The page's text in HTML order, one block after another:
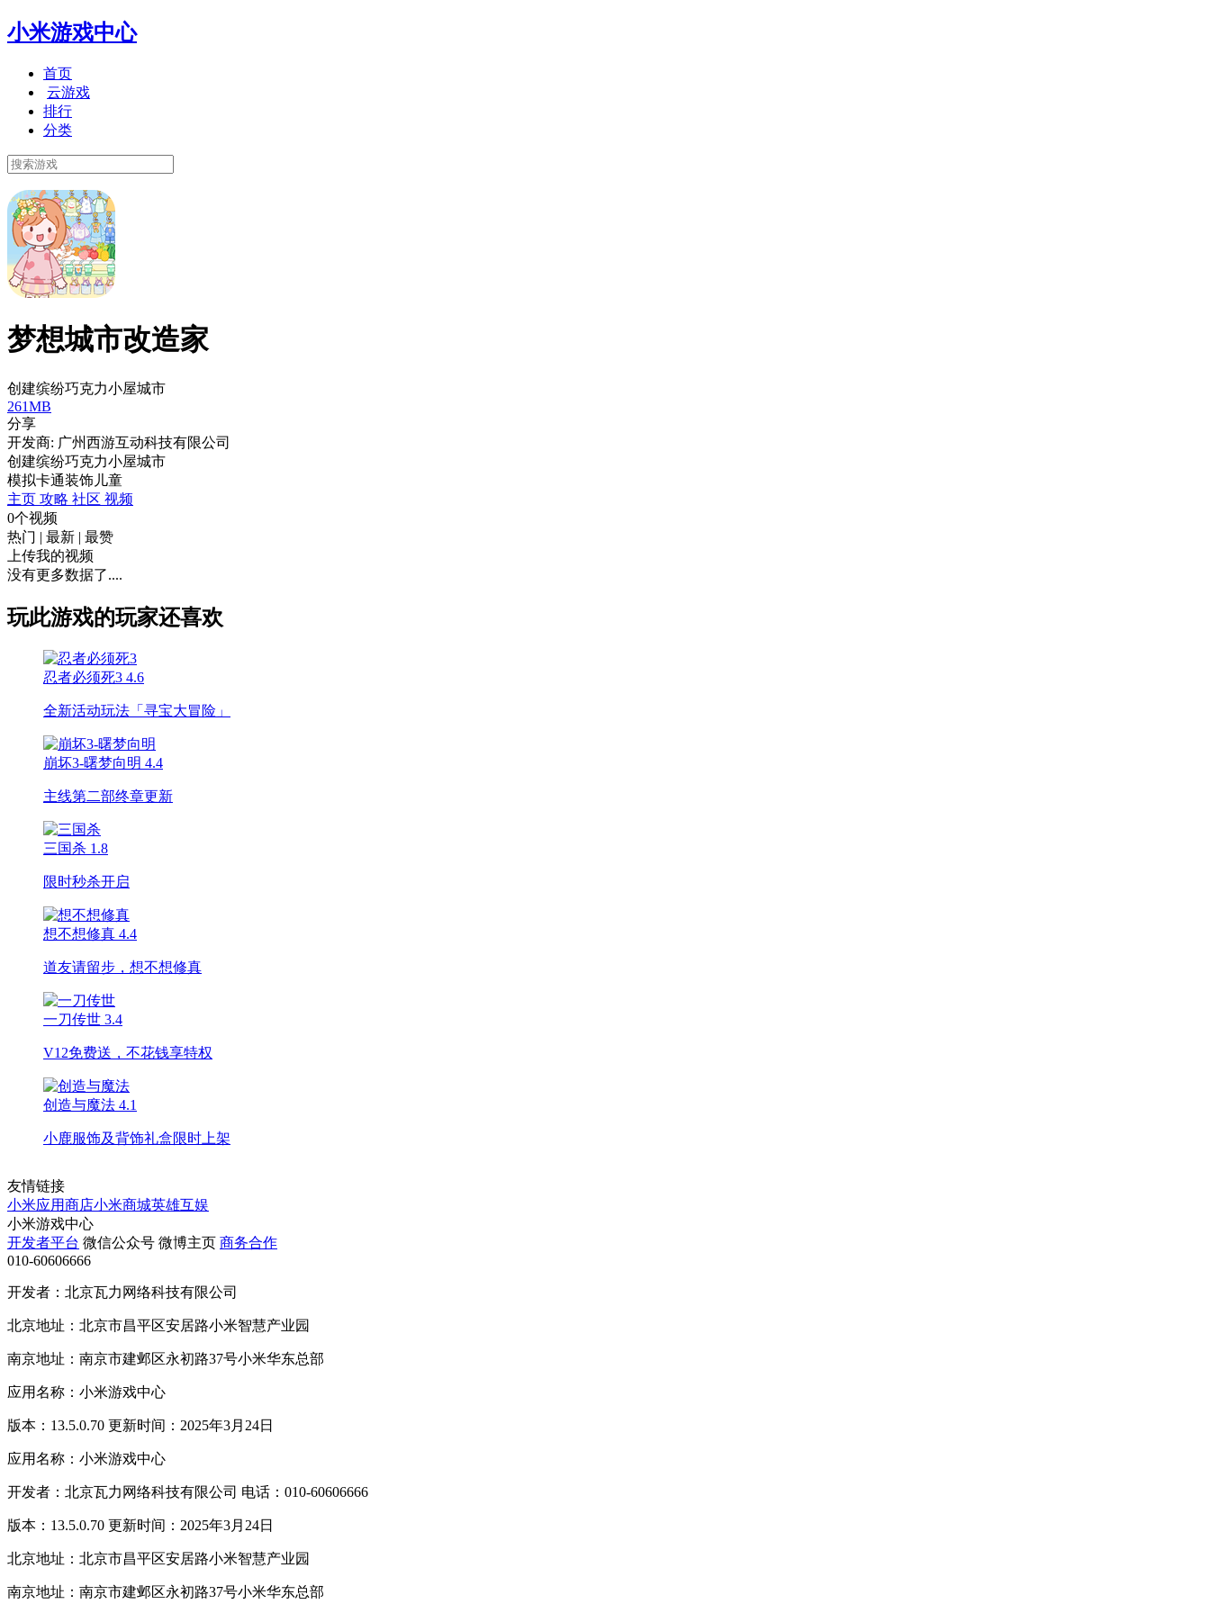
小米游戏中心
首页
云游戏
排行
分类
梦想城市改造家
创建缤纷巧克力小屋城市
261MB
分享
开发商: 广州西游互动科技有限公司
创建缤纷巧克力小屋城市
模拟卡通装饰 儿童
主页 攻略 社区 视频
0个视频
热门 | 最新 | 最赞
上传我的视频
没有更多数据了....
玩此游戏的玩家还喜欢
忍者必须死3 4.6
全新活动玩法「寻宝大冒险」
崩坏3-曙梦向明 4.4
主线第二部终章更新
三国杀 1.8
限时秒杀开启
想不想修真 4.4
道友请留步，想不想修真
一刀传世 3.4
V12免费送，不花钱享特权
创造与魔法 4.1
小鹿服饰及背饰礼盒限时上架
友情链接
小米应用商店小米商城英雄互娱
小米游戏中心
开发者平台 微信公众号 微博主页 商务合作
010-60606666
开发者：北京瓦力网络科技有限公司
北京地址：北京市昌平区安居路小米智慧产业园
南京地址：南京市建邺区永初路37号小米华东总部
应用名称：小米游戏中心
版本：13.5.0.70 更新时间：2025年3月24日
应用名称：小米游戏中心
开发者：北京瓦力网络科技有限公司 电话：010-60606666
版本：13.5.0.70 更新时间：2025年3月24日
北京地址：北京市昌平区安居路小米智慧产业园
南京地址：南京市建邺区永初路37号小米华东总部